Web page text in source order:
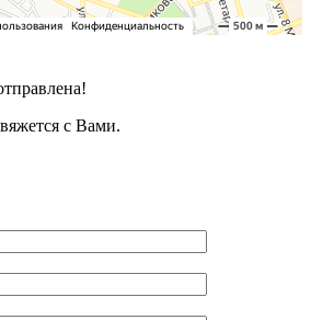
с Вами.